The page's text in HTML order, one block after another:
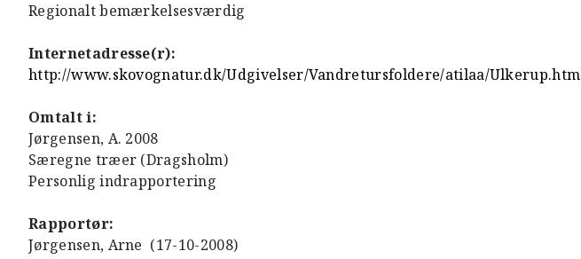
Regionalt bemærkelsesværdig
Internetadresse(r):
http://www.skovognatur.dk/Udgivelser/Vandretursfoldere/atilaa/Ulkerup.htm
Omtalt i:
Jørgensen, A. 2008
Særegne træer (Dragsholm)
Personlig indrapportering
Rapportør:
Jørgensen, Arne (17-10-2008)